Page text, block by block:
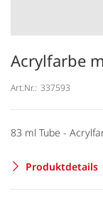
Acrylfarbe
Art.Nr.: 337593
83 ml Tube -
Produktdetails